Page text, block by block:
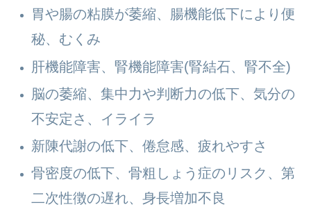
胃や腸の粘膜が萎縮、腸機能低下により便
秘、むくみ
肝機能障害、腎機能障害(腎結石、腎不全)
脳の萎縮、集中力や判断力の低下、気分の
不安定さ、イライラ
新陳代謝の低下、倦怠感、疲れやすさ
骨密度の低下、骨粗しょう症のリスク、第
二次性徴の遅れ、身長増加不良